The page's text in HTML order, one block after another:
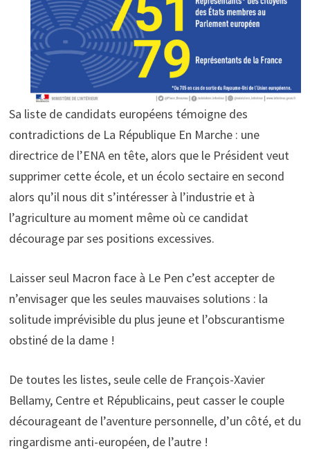
Sa liste de candidats européens témoigne des
contradictions de La République En Marche : une
directrice de l’ENA en tête, alors que le Président veut
supprimer cette école, et un écolo sectaire en second
alors qu’il nous dit s’intéresser à l’industrie et à
l’agriculture au moment même où ce candidat
décourage par ses positions excessives.
Laisser seul Macron face à Le Pen c’est accepter de
n’envisager que les seules mauvaises solutions : la
solitude imprévisible du plus jeune et l’obscurantisme
obstiné de la dame !
De toutes les listes, seule celle de François-Xavier
Bellamy, Centre et Républicains, peut casser le couple
décourageant de l’aventure personnelle, d’un côté, et du
ringardisme anti-européen, de l’autre !